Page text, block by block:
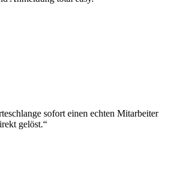
sofort einen echten Mitarbeiter
gelöst.“